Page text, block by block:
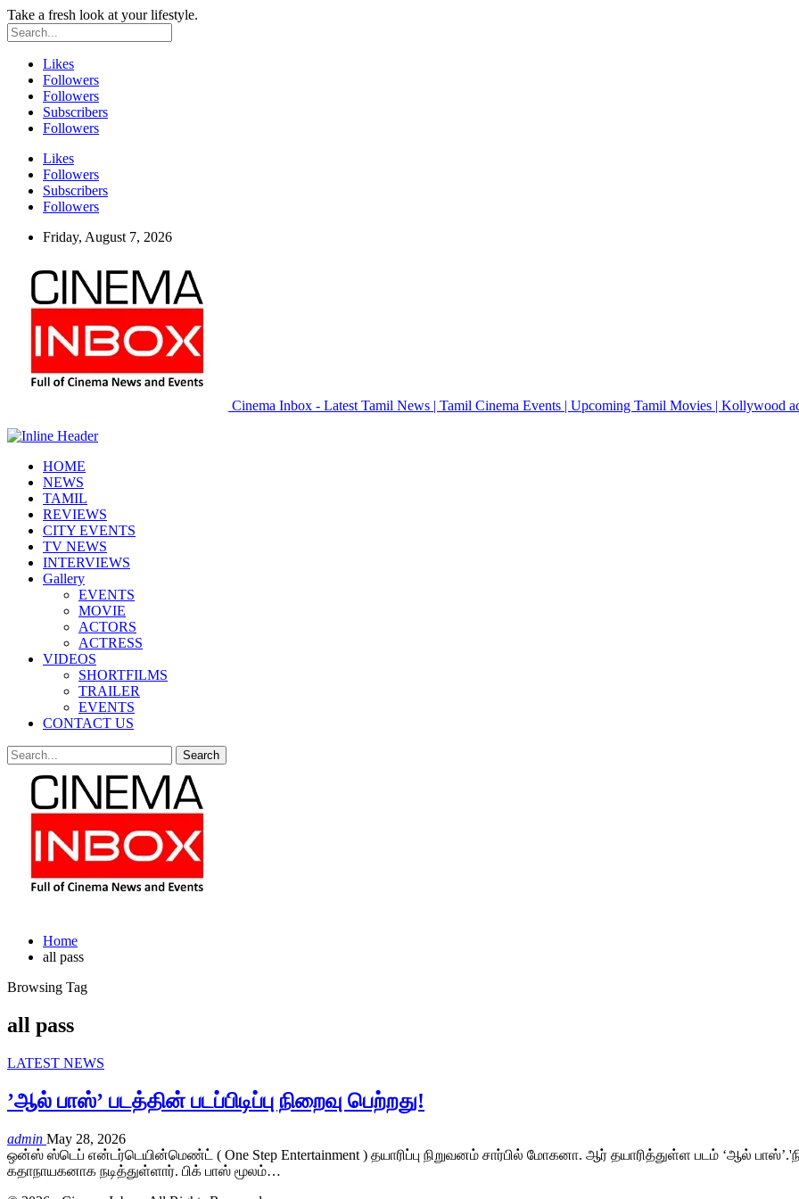
Take a fresh look at your lifestyle.
Likes
Followers
Followers
Subscribers
Followers
Likes
Followers
Subscribers
Followers
Friday, August 7, 2026
Cinema Inbox - Latest Tamil News | Tamil Cinema Events | Upcoming Tamil Movies | Kollywood
HOME
NEWS
TAMIL
REVIEWS
CITY EVENTS
TV NEWS
INTERVIEWS
Gallery
EVENTS
MOVIE
ACTORS
ACTRESS
VIDEOS
SHORTFILMS
TRAILER
EVENTS
CONTACT US
Home
all pass
Browsing Tag
all pass
LATEST NEWS
’ஆல் பாஸ்’ படத்தின் படப்பிடிப்பு நிறைவு பெற்றது!
admin May 28, 2026
ஒன்ஸ் ஸ்டெப் என்டர்டெயின்மெண்ட் ( One Step Entertainment ) தயாரிப்பு நிறுவனம் சார்பில் மோகனா. ஆர் தயாரித்துள்ள படம் ‘ஆல்
கதாநாயகனாக நடித்துள்ளார். பிக் பாஸ் மூலம்…